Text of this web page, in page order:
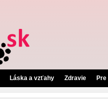
Láska a vzťahy Zdravie